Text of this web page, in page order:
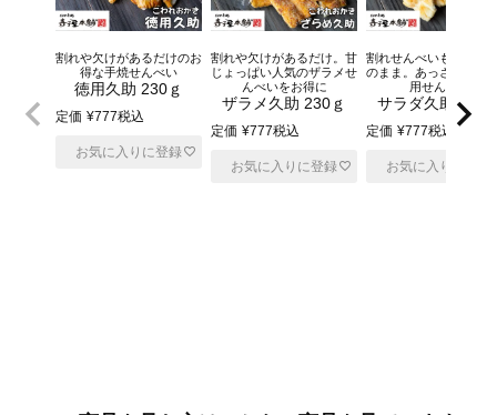
割れや欠けがあるだけのお
得な手焼せんべい
徳用久助 230ｇ
定価 ¥777税込
お気に入りに登録
割れや欠けがあるだけ。甘
じょっぱい人気のザラメせ
んべいをお得に
ザラメ久助 230ｇ
定価 ¥777税込
お気に入りに登録
割れせんべいも美味し
のまま。あっさり塩味
用せんべい
サラダ久助 230
定価 ¥777税込
お気に入りに登録